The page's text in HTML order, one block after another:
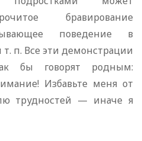
бравирование
поведение в
п. Все эти демонстрации
бы говорят родным:
Избавьте меня от
трудностей — иначе я